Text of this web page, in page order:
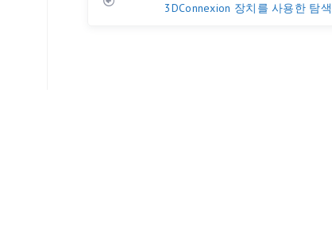
3DConnexion 장치를 사용한 탐색